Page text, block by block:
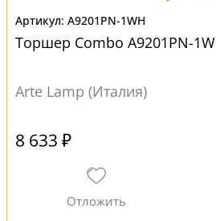
A9201PN-1WH
Торшер Combo A9201PN-
Arte Lamp (Италия)
8 633 ₽